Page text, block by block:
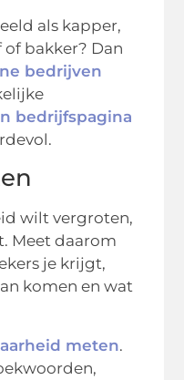
als kapper,
bakker? Dan
bedrijven
bedrijfspagina
wilt vergroten,
Meet daarom
je krijgt,
komen en wat
meten.